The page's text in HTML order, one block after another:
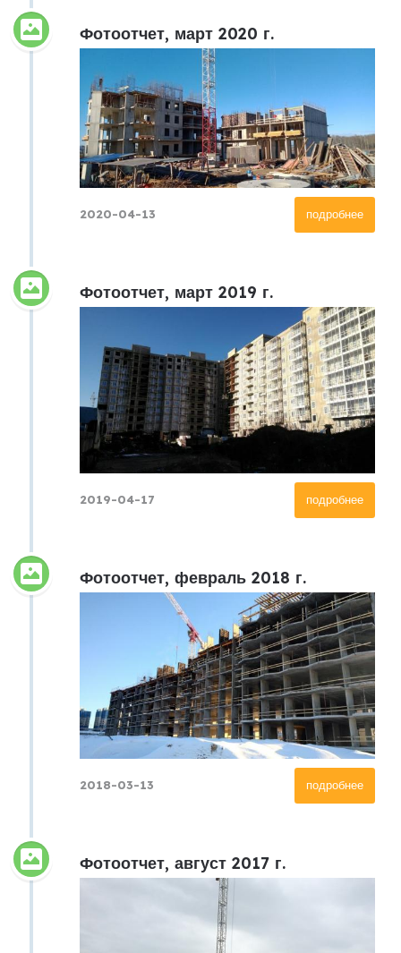
Фотоотчет, март 2020 г.
подробнее
2020-04-13
Фотоотчет, март 2019 г.
подробнее
2019-04-17
Фотоотчет, февраль 2018 г.
подробнее
2018-03-13
Фотоотчет, август 2017 г.